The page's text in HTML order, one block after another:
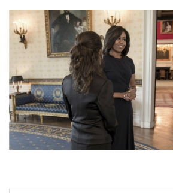
2. Série
3. Série
4. Série
5. Série
6. Série
7. Série
8. Série